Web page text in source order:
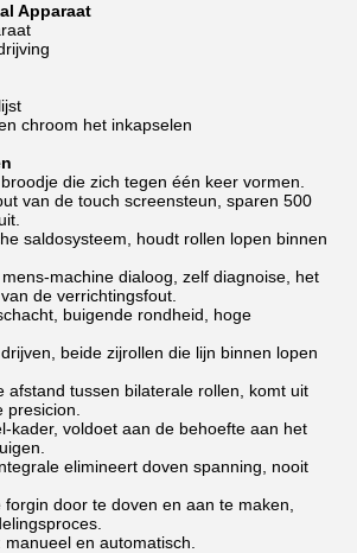
Apparaat
chroom het inkapselen
die zich tegen één keer vormen.
van de touch screensteun, sparen 500
saldosysteem, houdt rollen lopen binnen
machine dialoog, zelf diagnoise, het
de verrichtingsfout.
buigende rondheid, hoge
beide zijrollen die lijn binnen lopen
afstand tussen bilaterale rollen, komt uit
kader, voldoet aan de behoefte aan het
elimineert doven spanning, nooit
door te doven en aan te maken,
en automatisch.